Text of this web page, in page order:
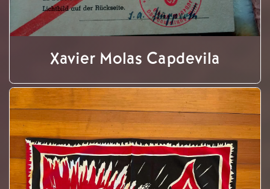
Xavier Molas Capdevila